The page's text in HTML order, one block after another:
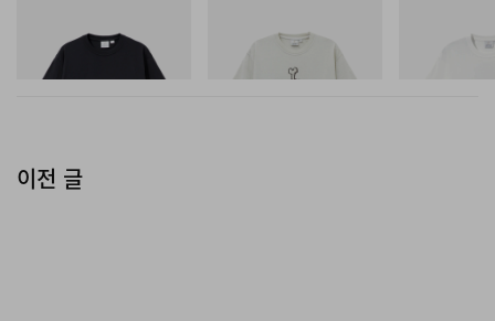
One Point Logo Tee
쇼핑하기
Bone Tee Pigment Dyed
이전 글